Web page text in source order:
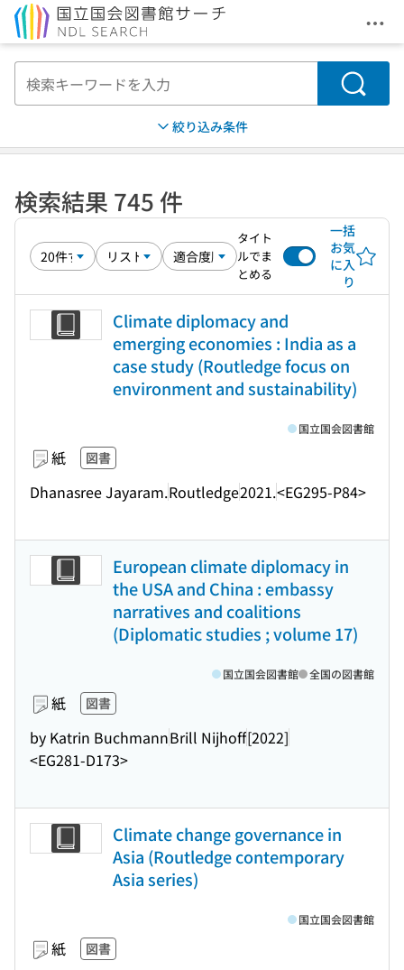
メ
検索
絞り込み条件
検索結果 745 件
タイト
ルでま
とめる
一括
お気
に入
り
Climate diplomacy and
emerging economies : India as a
case study (Routledge focus on
environment and sustainability)
紙 図書
Dhanasree Jayaram.Routledge2021.<EG295-P84>
国立国会図書館
European climate diplomacy in
the USA and China : embassy
narratives and coalitions
(Diplomatic studies ; volume 17)
紙 図書
by Katrin BuchmannBrill Nijhoff[2022]
<EG281-D173>
国立国会図書館 全国の図書館
Climate change governance in
Asia (Routledge contemporary
Asia series)
紙 図書
国立国会図書館